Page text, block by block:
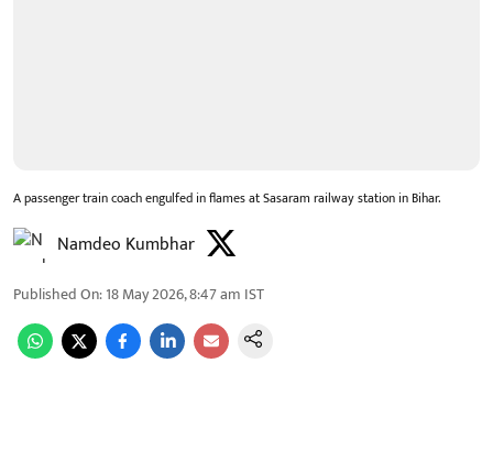
A passenger train coach engulfed in flames at Sasaram railway station in Bihar.
Namdeo Kumbhar
Published On:18 May 2026, 8:47 am IST